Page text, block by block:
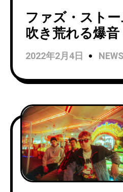
ファズ・スト
吹き荒れる爆音
直接コンタクト
イズの真髄。
2022年2月4日 NEWS